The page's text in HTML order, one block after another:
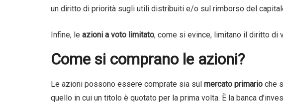
un diritto di priorità sugli utili distribuiti e/o sul rimborso del
Infine, le azioni a voto limitato, come si evince, limitano il diritto di
Come si comprano le azioni?
Le azioni possono essere comprate sia sul mercato primario che
quello in cui un titolo è quotato per la prima volta. È la banca